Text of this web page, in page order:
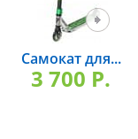
Самокат для...
3 700 P.